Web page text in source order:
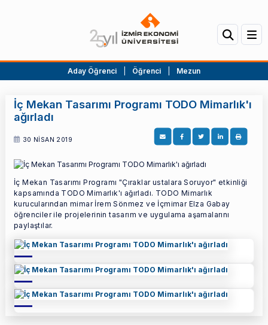
Aday Öğrenci Öğrenci Mezun
İç Mekan Tasarımı Programı TODO Mimarlık'ı
ağırladı
30 NİSAN 2019
İç Mekan Tasarımı Programı "Çıraklar ustalara Soruyor" etkinliği
kapsamında TODO Mimarlık'ı ağırladı. TODO Mimarlık
kurucularından mimar İrem Sönmez ve İçmimar Elza Gabay
öğrenciler ile projelerinin tasarım ve uygulama aşamalarını
paylaştılar.